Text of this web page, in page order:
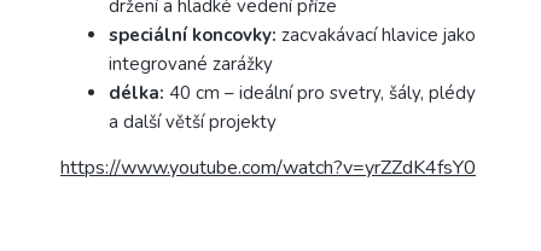
držení a hladké vedení příze
speciální koncovky: zacvakávací hlavice jako
integrované zarážky
délka: 40 cm – ideální pro svetry, šály, plédy
a další větší projekty
https://www.youtube.com/watch?v=yrZZdK4fsY0